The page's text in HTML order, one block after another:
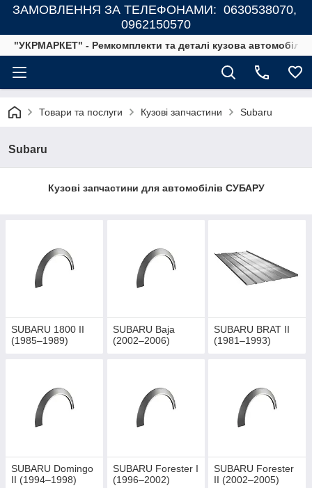
ЗАМОВЛЕННЯ ЗА ТЕЛЕФОНАМИ: 0630538070,
0962150570
"УКРМАРКЕТ" - Ремкомплекти та деталі кузова автомобілів
Товари та послуги Кузові запчастини Subaru
Subaru
Кузові запчастини для автомобілів СУБАРУ
SUBARU 1800 II
(1985–1989)
SUBARU Baja
(2002–2006)
SUBARU BRAT II
(1981–1993)
SUBARU Domingo
II (1994–1998)
SUBARU Forester I
(1996–2002)
SUBARU Forester
II (2002–2005)